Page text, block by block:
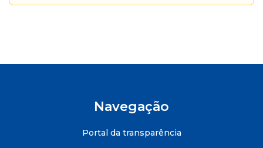
Navegação
Portal da transparência